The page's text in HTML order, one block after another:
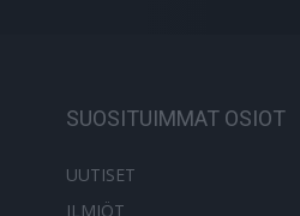
SUOSITUIMMAT OSIOT
UUTISET
ILMIÖT